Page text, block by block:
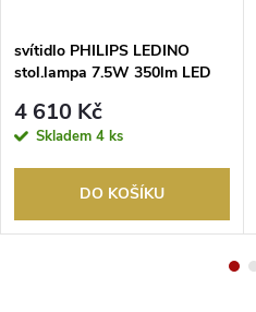
svítidlo PHILIPS LEDINO
stol.lampa 7.5W 350lm LED
4 610 Kč
Skladem 4 ks
DO KOŠÍKU